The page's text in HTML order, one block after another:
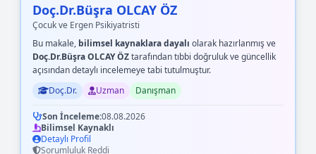
Doç.Dr.Büşra OLCAY ÖZ
Çocuk ve Ergen Psikiyatristi
Bu makale, bilimsel kaynaklara dayalı olarak hazırlanmış ve
Doç.Dr.Büşra OLCAY ÖZtarafından tıbbi doğruluk ve güncellik
açısından detaylı incelemeye tabi tutulmuştur.
Doç.Dr.
Uzman Danışman
Son İnceleme:08.08.2026
Bilimsel Kaynaklı
Detaylı Profil
Sorumluluk Reddi